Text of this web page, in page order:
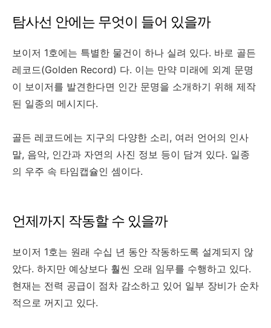
탐사선 안에는 무엇이 들어 있을까
보이저 1호에는 특별한 물건이 하나 실려 있다. 바로 골든
레코드(Golden Record) 다. 이는 만약 미래에 외계 문명
이 보이저를 발견한다면 인간 문명을 소개하기 위해 제작
된 일종의 메시지다.
골든 레코드에는 지구의 다양한 소리, 여러 언어의 인사
말, 음악, 인간과 자연의 사진 정보 등이 담겨 있다. 일종
의 우주 속 타임캡슐인 셈이다.
언제까지 작동할 수 있을까
보이저 1호는 원래 수십 년 동안 작동하도록 설계되지 않
았다. 하지만 예상보다 훨씬 오래 임무를 수행하고 있다.
현재는 전력 공급이 점차 감소하고 있어 일부 장비가 순차
적으로 꺼지고 있다.